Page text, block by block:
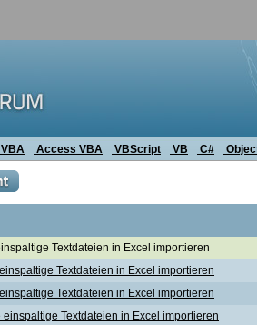
Access VBA VBScript VB C#
Textdateien in Excel importieren
Textdateien in Excel importieren
Textdateien in Excel importieren
Textdateien in Excel importieren